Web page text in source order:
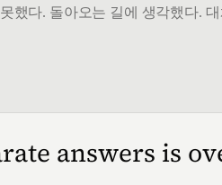
했다. 돌아오는 길에 생각했다.
answers is